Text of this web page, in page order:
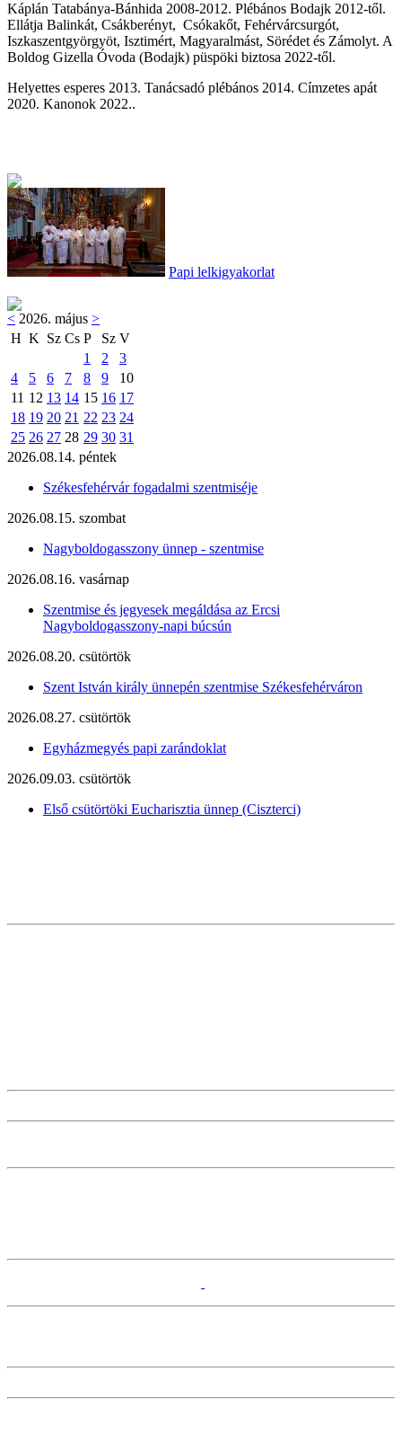
Káplán Tatabánya-Bánhida 2008-2012. Plébános Bodajk 2012-től.
Ellátja Balinkát, Csákberényt, Csókakőt, Fehérvárcsurgót,
Iszkaszentgyörgyöt, Isztimért, Magyaralmást, Sörédet és Zámolyt. A
Boldog Gizella Óvoda (Bodajk) püspöki biztosa 2022-től.
Helyettes esperes 2013. Tanácsadó plébános 2014. Címzetes apát
2020. Kanonok 2022..
Papi lelkigyakorlat
< 2026. május >
H K Sz Cs P Sz V
1
2
3
4
5 6 7 8 9
10
11 12 13 14 15 16 17
18 19 20 21 22 23 24
25 26 27 28 29 30 31
2026.08.14. péntek
Székesfehérvár fogadalmi szentmiséje
2026.08.15. szombat
Nagyboldogasszony ünnep - szentmise
2026.08.16. vasárnap
Szentmise és jegyesek megáldása az Ercsi
Nagyboldogasszony-napi búcsún
2026.08.20. csütörtök
Szent István király ünnepén szentmise Székesfehérváron
2026.08.27. csütörtök
Egyházmegyés papi zarándoklat
2026.09.03. csütörtök
Első csütörtöki Eucharisztia ünnep (Ciszterci)